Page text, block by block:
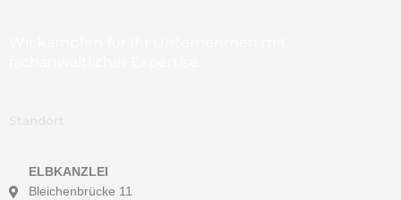
ELBKANZLEI
Bleichenbrücke 11